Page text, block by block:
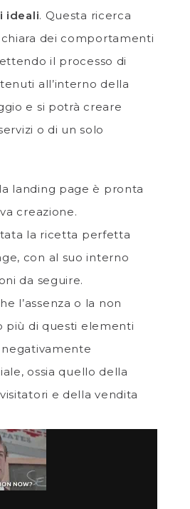
ideali. Questa ricerca
chiara dei comportamenti
il processo di
all’interno della
e si potrà creare
o di un solo
landing page è pronta
creazione.
la ricetta perfetta
con al suo interno
da seguire.
l’assenza o la non
più di questi elementi
ossia quello della
e della vendita